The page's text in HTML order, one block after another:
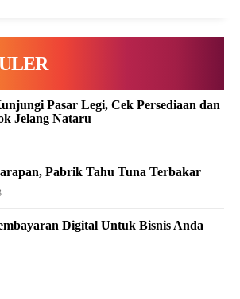
Pasar Legi, Cek Persediaan dan
Jelang Nataru
Pabrik Tahu Tuna Terbakar
Digital Untuk Bisnis Anda